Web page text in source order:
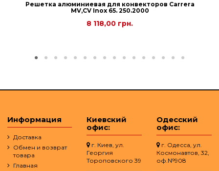
Решетка алюминиевая для конвекторов Carrera
МV,СV Inox 65. 250.2000
8 118,00 грн.
Информация
Доставка
Обмен и возврат
товара
Главная
Киевский
офис:
г. Киев, ул.
Георгия
Тороповского 39
Одесский
офис:
г. Одесса, ул.
Космонавтов, 32,
оф.№908